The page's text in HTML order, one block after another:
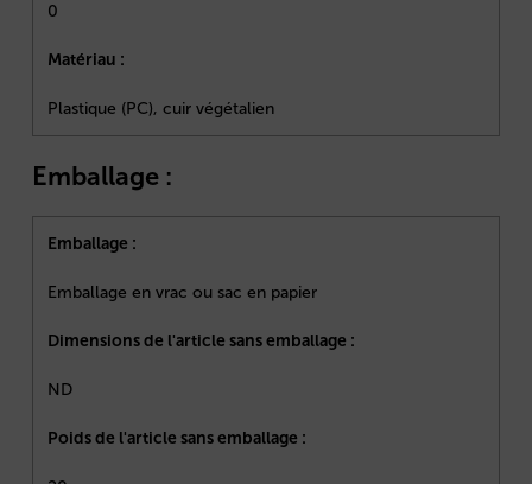
0
Matériau :
Plastique (PC), cuir végétalien
Emballage :
Emballage :
Emballage en vrac ou sac en papier
Dimensions de l'article sans emballage :
ND
Poids de l'article sans emballage :